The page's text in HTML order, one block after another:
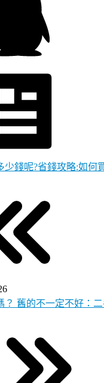
少錢呢?省錢攻略:如何
？ 舊的不一定不好：